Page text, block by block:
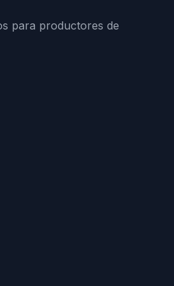
para productores de